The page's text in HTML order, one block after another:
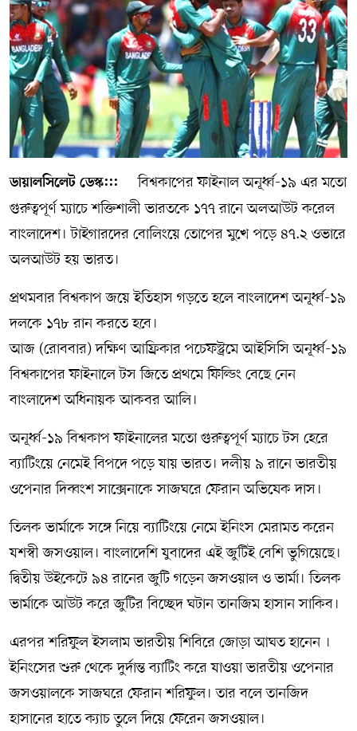
ডায়ালসিলেট ডেস্ক:::
বিশ্বকাপের ফাইনাল অনূর্ধ্ব-১৯ এর মতো
গুরুত্বপূর্ণ ম্যাচে শক্তিশালী ভারতকে ১৭৭ রানে অলআউট করেল
বাংলাদেশ। টাইগারদের বোলিংয়ে তোপের মুখে পড়ে ৪৭.২ ওভারে
অলআউট হয় ভারত।
প্রথমবার বিশ্বকাপ জয়ে ইতিহাস গড়তে হলে বাংলাদেশ অনূর্ধ্ব-১৯
দলকে ১৭৮ রান করতে হবে।
আজ (রোববার) দক্ষিণ আফ্রিকার পচেফস্ট্রমে আইসিসি অনূর্ধ্ব-১৯
বিশ্বকাপের ফাইনালে টস জিতে প্রথমে ফিল্ডিং বেছে নেন
বাংলাদেশ অধিনায়ক আকবর আলি।
অনূর্ধ্ব-১৯ বিশ্বকাপ ফাইনালের মতো গুরুত্বপূর্ণ ম্যাচে টস হেরে
ব্যাটিংয়ে নেমেই বিপদে পড়ে যায় ভারত। দলীয় ৯ রানে ভারতীয়
ওপেনার দিব্বংশ সাক্সেনাকে সাজঘরে ফেরান অভিষেক দাস।
তিলক ভার্মাকে সঙ্গে নিয়ে ব্যাটিংয়ে নেমে ইনিংস মেরামত করেন
যশস্বী জসওয়াল। বাংলাদেশি যুবাদের এই জুটিই বেশি ভুগিয়েছে।
দ্বিতীয় উইকেটে ৯৪ রানের জুটি গড়েন জসওয়াল ও ভার্মা। তিলক
ভার্মাকে আউট করে জুটির বিচ্ছেদ ঘটান তানজিম হাসান সাকিব।
এরপর শরিফু্ল ইসলাম ভারতীয় শিবিরে জোড়া আঘত হানেন ।
ইনিংসের শুরু থেকে দুর্দান্ত ব্যাটিং করে যাওয়া ভারতীয় ওপেনার
জসওয়ালকে সাজঘরে ফেরান শরিফুল। তার বলে তানজিদ
হাসানের হাতে ক্যাচ তুলে দিয়ে ফেরেন জসওয়াল।
সম্পাদকীয় কলাম
ABOUT US
DIAL SYLHET